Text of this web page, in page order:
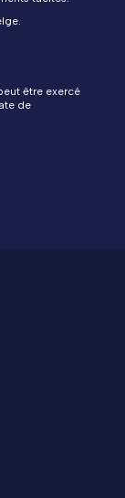
être exercé
de